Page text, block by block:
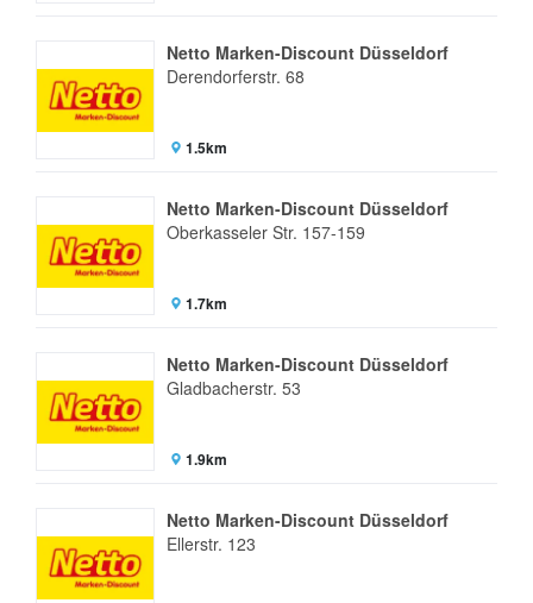
Netto Marken-Discount Düsseldorf
Derendorferstr. 68
1.5km
Netto Marken-Discount Düsseldorf
Oberkasseler Str. 157-159
1.7km
Netto Marken-Discount Düsseldorf
Gladbacherstr. 53
1.9km
Netto Marken-Discount Düsseldorf
Ellerstr. 123